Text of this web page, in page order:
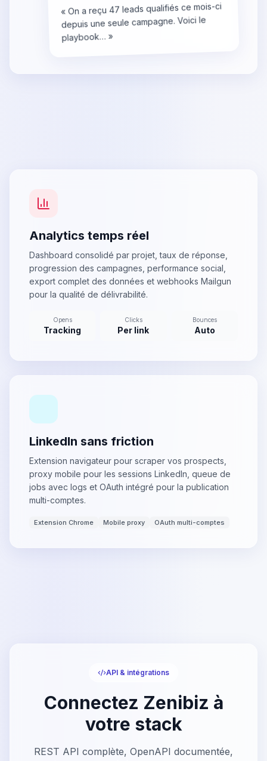
« On a reçu 47 leads qualifiés ce mois-ci
depuis une seule campagne. Voici le
playbook… »
Analytics temps réel
Dashboard consolidé par projet, taux de réponse,
progression des campagnes, performance social,
export complet des données et webhooks Mailgun
pour la qualité de délivrabilité.
Opens
Tracking
Clicks
Per link
Bounces
Auto
LinkedIn sans friction
Extension navigateur pour scraper vos prospects,
proxy mobile pour les sessions LinkedIn, queue de
jobs avec logs et OAuth intégré pour la publication
multi-comptes.
Extension Chrome Mobile proxy OAuth multi-comptes
API & intégrations
Connectez Zenibiz à
votre stack
REST API complète, OpenAPI documentée,